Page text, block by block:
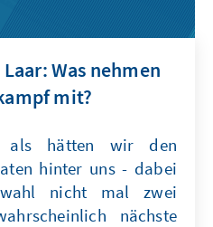
Was nehmen
mit?
hätten wir den
hinter uns - dabei
nicht mal zwei
nächste